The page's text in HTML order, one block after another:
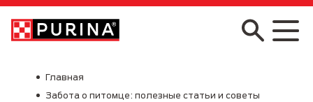
Skip to main content
Главная
Забота о питомце: полезные статьи и советы